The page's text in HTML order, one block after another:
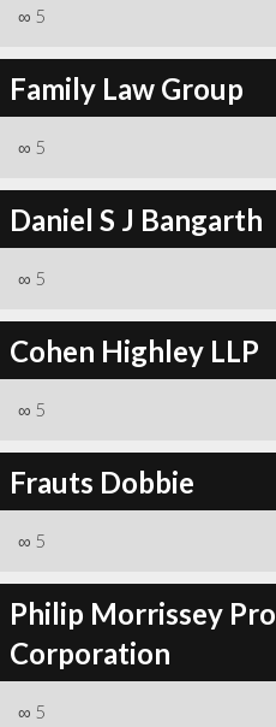
∞ 5
Family Law Group
∞ 5
Daniel S J Bangarth
∞ 5
Cohen Highley LLP
∞ 5
Frauts Dobbie
∞ 5
Philip Morrissey
Corporation
∞ 5